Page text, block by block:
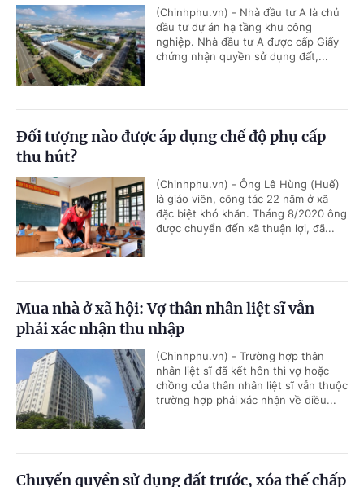
(Chinhphu.vn) - Nhà đầu tư A là chủ
đầu tư dự án hạ tầng khu công
nghiệp. Nhà đầu tư A được cấp Giấy
chứng nhận quyền sử dụng đất,...
Đối tượng nào được áp dụng chế độ phụ cấp
thu hút?
(Chinhphu.vn) - Ông Lê Hùng (Huế)
là giáo viên, công tác 22 năm ở xã
đặc biệt khó khăn. Tháng 8/2020 ông
được chuyển đến xã thuận lợi, đã...
Mua nhà ở xã hội: Vợ thân nhân liệt sĩ vẫn
phải xác nhận thu nhập
(Chinhphu.vn) - Trường hợp thân
nhân liệt sĩ đã kết hôn thì vợ hoặc
chồng của thân nhân liệt sĩ vẫn thuộc
trường hợp phải xác nhận về điều...
Chuyển quyền sử dụng đất trước, xóa thế chấp